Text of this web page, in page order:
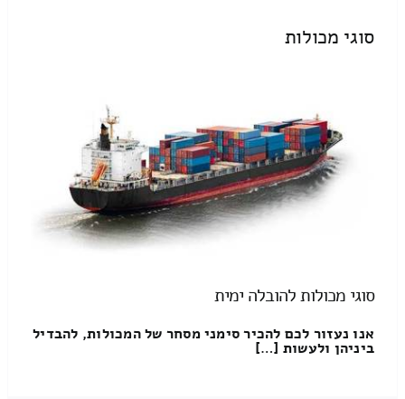
סוגי מכולות
סוגי מכולות להובלה ימית
אנו נעזור לכם להכיר סימני מסחר של המכולות, להבדיל
ביניהן ולעשות […]